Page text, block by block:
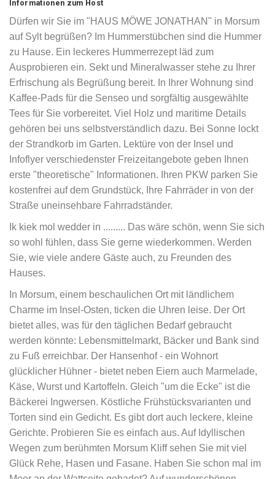
Informationen zum Host
Dürfen wir Sie im "HAUS MÖWE JONATHAN" in Morsum
auf Sylt begrüßen? Im Hummerstübchen sind die Hummer
zu Hause. Ein leckeres Hummerrezept läd zum
Ausprobieren ein. Sekt und Mineralwasser stehe zu Ihrer
Erfrischung als Begrüßung bereit. In Ihrer Wohnung sind
Kaffee-Pads für die Senseo und sorgfältig ausgewählte
Tees für Sie vorbereitet. Viel Holz und maritime Details
gehören bei uns selbstverständlich dazu. Bei Sonne lockt
der Strandkorb im Garten. Lektüre von der Insel und
Infoflyer verschiedenster Freizeitangebote geben Ihnen
erste "theoretische" Informationen. Ihren PKW parken Sie
kostenfrei auf dem Grundstück, Ihre Fahrräder in von der
Straße uneinsehbare Fahrradständer.
Ik kiek mol wedder in ......... Das wäre schön, wenn Sie sich
so wohl fühlen, dass Sie gerne wiederkommen. Werden
Sie, wie viele andere Gäste auch, zu Freunden des
Hauses.
In Morsum, einem beschaulichen Ort mit ländlichem
Charme im Insel-Osten, ticken die Uhren leise. Der Ort
bietet alles, was für den täglichen Bedarf gebraucht
werden könnte: Lebensmittelmarkt, Bäcker und Bank sind
zu Fuß erreichbar. Der Hansenhof - ein Wohnort
glücklicher Hühner - bietet neben Eiern auch Marmelade,
Käse, Wurst und Kartoffeln. Gleich "um die Ecke" ist die
Bäckerei Ingwersen. Köstliche Frühstücksvarianten und
Torten sind ein Gedicht. Es gibt dort auch leckere, kleine
Gerichte. Probieren Sie es einfach aus. Auf Idyllischen
Wegen zum berühmten Morsum Kliff sehen Sie mit viel
Glück Rehe, Hasen und Fasane. Haben Sie schon mal im